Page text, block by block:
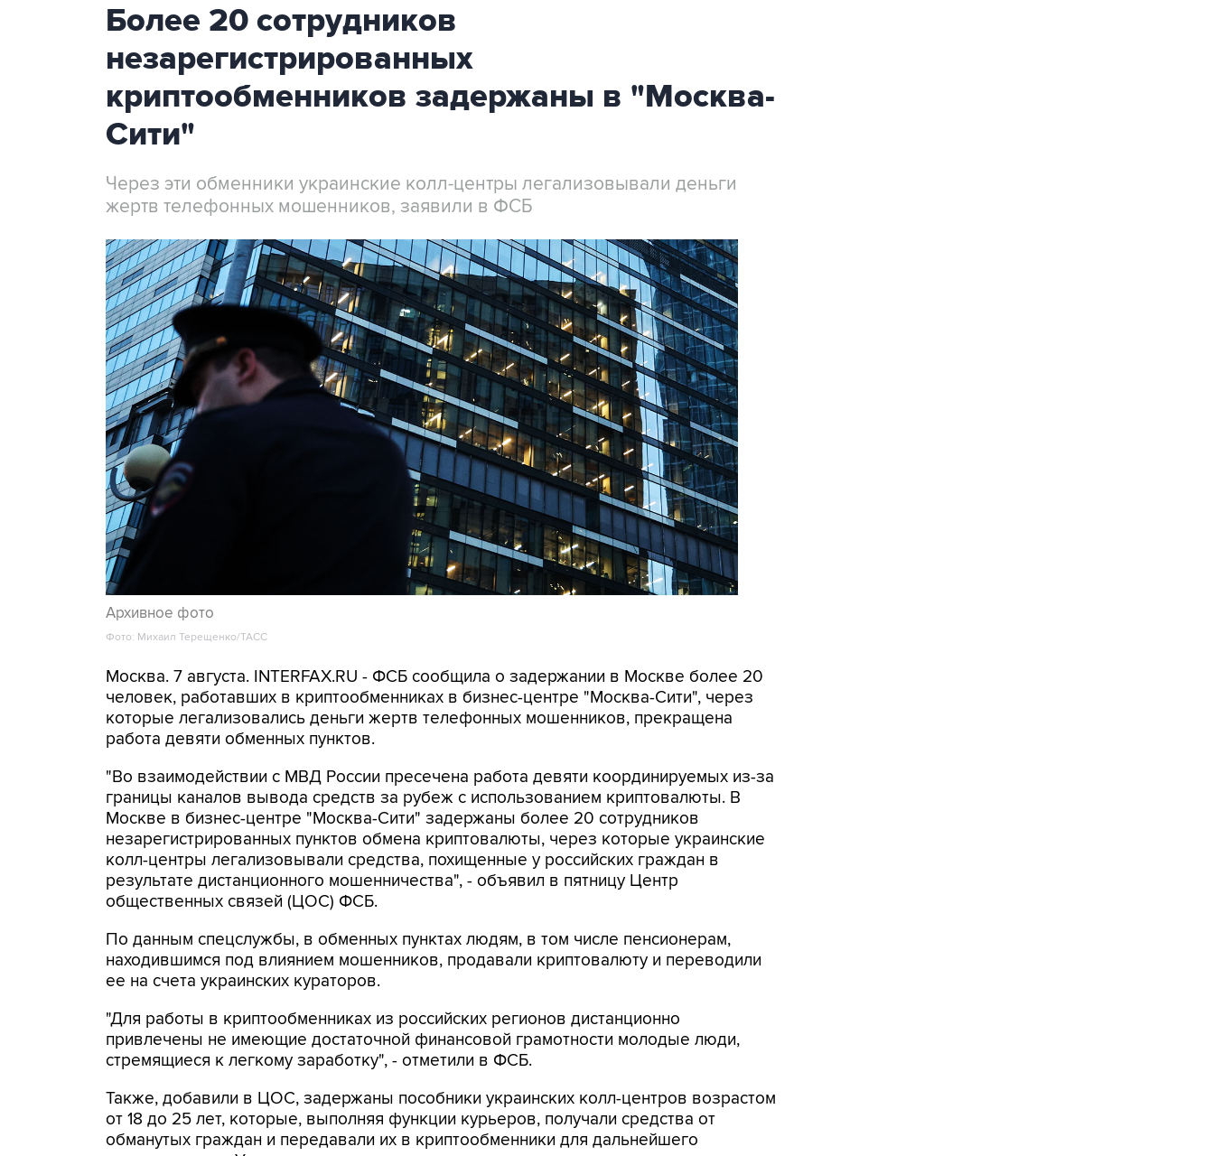
Более 20 сотрудников
незарегистрированных
криптообменников задержаны в "Москва-
Сити"
Через эти обменники украинские колл-центры легализовывали деньги
жертв телефонных мошенников, заявили в ФСБ
Архивное фото
Фото: Михаил Терещенко/ТАСС
Москва. 7 августа. INTERFAX.RU - ФСБ сообщила о задержании в Москве более 20
человек, работавших в криптообменниках в бизнес-центре "Москва-Сити", через
которые легализовались деньги жертв телефонных мошенников, прекращена
работа девяти обменных пунктов.
"Во взаимодействии с МВД России пресечена работа девяти координируемых из-за
границы каналов вывода средств за рубеж с использованием криптовалюты. В
Москве в бизнес-центре "Москва-Сити" задержаны более 20 сотрудников
незарегистрированных пунктов обмена криптовалюты, через которые украинские
колл-центры легализовывали средства, похищенные у российских граждан в
результате дистанционного мошенничества", - объявил в пятницу Центр
общественных связей (ЦОС) ФСБ.
По данным спецслужбы, в обменных пунктах людям, в том числе пенсионерам,
находившимся под влиянием мошенников, продавали криптовалюту и переводили
ее на счета украинских кураторов.
"Для работы в криптообменниках из российских регионов дистанционно
привлечены не имеющие достаточной финансовой грамотности молодые люди,
стремящиеся к легкому заработку", - отметили в ФСБ.
Также, добавили в ЦОС, задержаны пособники украинских колл-центров возрастом
от 18 до 25 лет, которые, выполняя функции курьеров, получали средства от
обманутых граждан и передавали их в криптообменники для дальнейшего